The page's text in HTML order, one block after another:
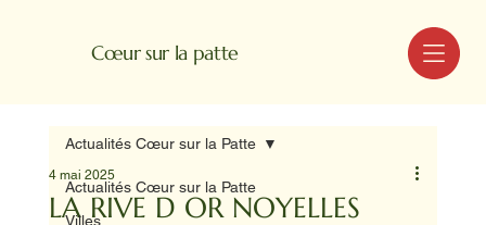
Cœur sur la patte MENU
Actualités Cœur sur la Patte
Villes
Actualités Cœur sur la Patte
LA RIVE D OR NOYELLES
4 mai 2025